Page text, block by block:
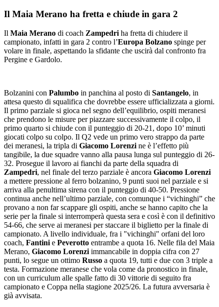
Il Maia Merano ha fretta e chiude in gara 2
Il Maia Merano di coach Zampedri ha fretta di chiudere il
campionato, infatti in gara 2 contro l’Europa Bolzano spinge per
volare in finale, aspettando la sfidante che uscirà dal confronto fra
Pergine e Gardolo.
Bolzanini con Palumbo in panchina al posto di Santangelo, in
attesa questo di squalifica che dovrebbe essere ufficializzata a giorni.
Il primo parziale si gioca nel segno dell’equilibrio, ospiti meranesi
che prendono le misure per piazzare successivamente il colpo, il
primo quarto si chiude con il punteggio di 20-21, dopo 10’ minuti
giocati colpo su colpo. Il Q2 vede un primo vero strappo da parte
dei meranesi, la tripla di Giacomo Lorenzi ne è l’effetto più
tangibile, la due squadre vanno alla pausa lunga sul punteggio di 26-
32. Prosegue il lavoro ai fianchi da parte della squadra di
Zampedri, nel finale del terzo parziale è ancora Giacomo Lorenzi
a mettere pressione al ferro bolzanino, 9 punti suoi nel parziale e si
arriva alla penultima sirena con il punteggio di 40-50. Pressione
continua anche nell’ultimo parziale, con comunque i “vichinghi” che
provano a non far scappare gli ospiti, anche se hanno capito che la
serie per la finale si interromperà questa sera e così è con il definitivo
54-66, che serve ai meranesi per staccare il biglietto per la finale di
campionato. A livello individuale, fra i "vichinghi" orfani del loro
coach, Fantini e Peverotto entrambe a quota 16. Nelle fila del Maia
Merano, Giacomo Lorenzi immancabile in doppia cifra con 27
punti, lo segue un ottimo Russo a quota 19, tutti e due con 3 triple a
testa. Formazione meranese che vola come da pronostico in finale,
con un curriculum alle spalle fatto di 30 vittorie di seguito fra
campionato e Coppa nella stagione 2025/26. La futura avversaria è
già avvisata.